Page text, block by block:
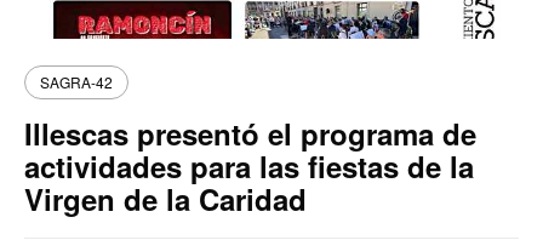
SAGRA-42
Illescas presentó el programa de
actividades para las fiestas de la
Virgen de la Caridad